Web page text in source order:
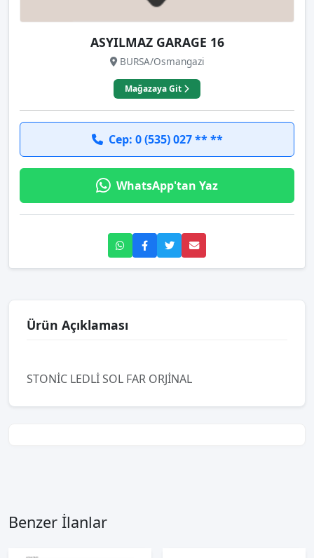
ASYILMAZ GARAGE 16
BURSA/Osmangazi
Mağazaya Git
Cep: 0 (535) 027 ** **
WhatsApp'tan Yaz
Ürün Açıklaması
STONİC LEDLİ SOL FAR ORJİNAL
Benzer İlanlar